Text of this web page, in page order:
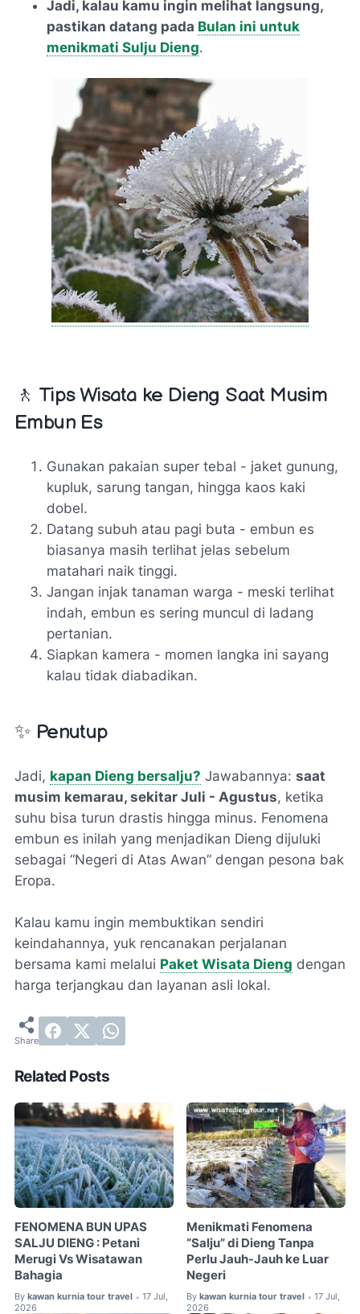
Jadi, kalau kamu ingin melihat langsung,
pastikan datang pada Bulan ini untuk
menikmati Sulju Dieng.
🚶 Tips Wisata ke Dieng Saat Musim
Embun Es
Gunakan pakaian super tebal - jaket gunung,
kupluk, sarung tangan, hingga kaos kaki
dobel.
Datang subuh atau pagi buta - embun es
biasanya masih terlihat jelas sebelum
matahari naik tinggi.
Jangan injak tanaman warga - meski terlihat
indah, embun es sering muncul di ladang
pertanian.
Siapkan kamera - momen langka ini sayang
kalau tidak diabadikan.
✨ Penutup
Jadi, kapan Dieng bersalju? Jawabannya: saat
musim kemarau, sekitar Juli - Agustus, ketika
suhu bisa turun drastis hingga minus. Fenomena
embun es inilah yang menjadikan Dieng dijuluki
sebagai “Negeri di Atas Awan” dengan pesona bak
Eropa.
Kalau kamu ingin membuktikan sendiri
keindahannya, yuk rencanakan perjalanan
bersama kami melalui Paket Wisata Dieng dengan
harga terjangkau dan layanan asli lokal.
Related Posts
FENOMENA BUN UPAS
SALJU DIENG : Petani
Merugi Vs Wisatawan
Bahagia
By kawan kurnia tour travel • 17 Jul,
2026
Menikmati Fenomena
“Salju” di Dieng Tanpa
Perlu Jauh-Jauh ke Luar
Negeri
By kawan kurnia tour travel • 17 Jul,
2026